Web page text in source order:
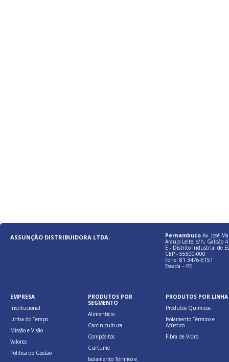
ASSUNÇÃO DISTRIBUIDORA LTDA. Pernambuco Av. José
Araujo Leite, s/n, Galpão 4
E - Distrito Industrial de
CEP - 55500-000
Fone: 81 3476-5151
Escada – PE
EMPRESA
Institucional
Linha do Tempo
Missão e Visão
Valores
Politica de Gestão
PRODUTOS POR
SEGMENTO
Alimentício
Carcinicultura
Compósitos
Curtume
Isolamento Térmico e
PRODUTOS POR LINHA
Produtos Químicos
Isolamento Térmico e
Acústico
Fibra de Vidro